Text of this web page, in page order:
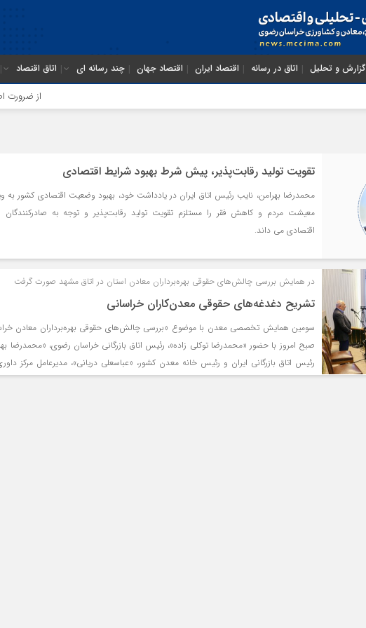
گزارش و تحلیل اتاق در رسانه اقتصاد ایران اقتصاد جهان چند رسانه ای اتاق اقتصاد
از ضرورت
تقویت تولید رقابت‌پذیر، پیش شرط بهبود شرایط اقتصادی
محمدرضا بهرامن، نایب رئیس اتاق ایران در یادداشت خود، بهبود وضعیت اقتصادی کشور به
معیشت مردم و کاهش فقر را مستلزم تقویت تولید رقابت‌پذیر و توجه به صادرکنندگان
اقتصادی می داند.
در همایش بررسی چالش‌های حقوقی بهره‌برداران معادن استان در اتاق مشهد صورت گرفت
تشریح دغدغه‌های حقوقی معدن‌کاران خراسانی
سومین همایش تخصصی معدن با موضوع «بررسی چالش‌های حقوقی بهره‌برداران معادن
صبح امروز با حضور «محمدرضا توکلی زاده»، رئیس اتاق بازرگانی خراسان رضوی، «محمدرضا
رئیس اتاق بازرگانی ایران و رئیس خانه معدن کشور، «عباسعلی دریانی»، مدیرعامل مرکز
صنعت و معدن (صمتا) و اعضای خانه معدن خراسان رضوی و جمعی از فعالان اقتصادی استان،